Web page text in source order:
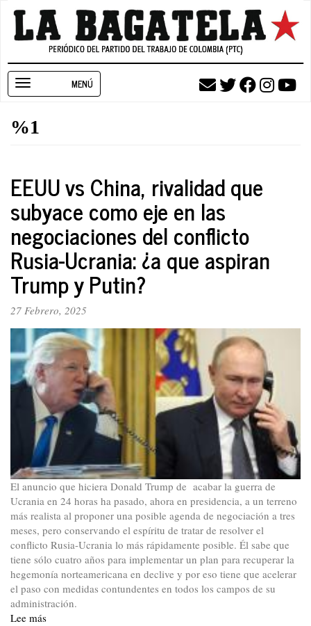
Pasar
contenido
navigation
%1
EEUU vs China, rivalidad que
subyace como eje en las
negociaciones del conflicto
Rusia-Ucrania: ¿a que aspiran
Trump y Putin?
27 Febrero, 2025
El anuncio que hiciera Donald Trump de acabar la guerra de
Ucrania en 24 horas ha pasado, ahora en presidencia, a un terreno
más realista al proponer una posible agenda de negociación a tres
meses, pero conservando el espíritu de tratar de resolver el
conflicto Rusia-Ucrania lo más rápidamente posible. Él sabe que
tiene sólo cuatro años para implementar un plan para recuperar la
hegemonía norteamericana en declive y por eso tiene que acelerar
el paso con medidas contundentes en todos los campos de su
administración.
Lee más